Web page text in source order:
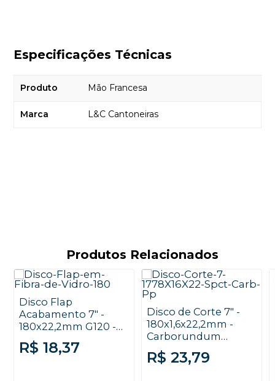
Especificações Técnicas
Produto Mão Francesa
Marca L&C Cantoneiras
Produtos Relacionados
Disco Flap
Acabamento 7" -
180x22,2mm G120 -
Starrett
R$ 18,37
Disco de Corte 7" -
180x1,6x22,2mm -
Carborundum
Premium
R$ 23,79